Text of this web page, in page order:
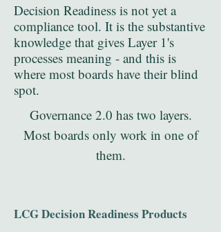
Decision Readiness is not yet a
compliance tool. It is the substantive
knowledge that gives Layer 1's
processes meaning - and this is
where most boards have their blind
spot.
Governance 2.0 has two layers.
Most boards only work in one of
them.
LCG Decision Readiness Products